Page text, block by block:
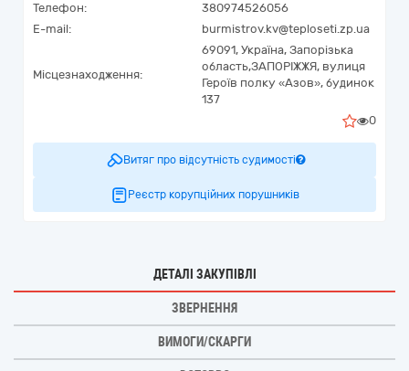
Телефон:
380974526056
E-mail:
burmistrov.kv@teploseti.zp.ua
Місцезнаходження:
69091, Україна, Запорізька
область,ЗАПОРІЖЖЯ, вулиця
Героїв полку «Азов», будинок
137
0
Витяг про відсутність судимості
Реєстр корупційних порушників
ДЕТАЛІ ЗАКУПІВЛІ
ЗВЕРНЕННЯ
ВИМОГИ/СКАРГИ